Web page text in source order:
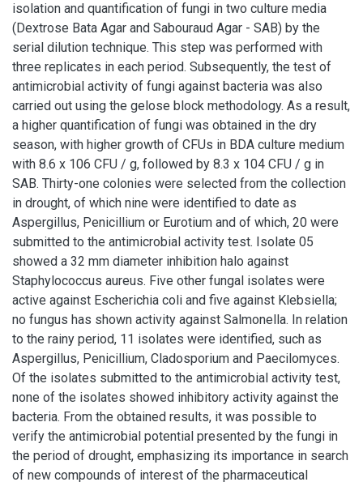
isolation and quantification of fungi in two culture media
(Dextrose Bata Agar and Sabouraud Agar - SAB) by the
serial dilution technique. This step was performed with
three replicates in each period. Subsequently, the test of
antimicrobial activity of fungi against bacteria was also
carried out using the gelose block methodology. As a result,
a higher quantification of fungi was obtained in the dry
season, with higher growth of CFUs in BDA culture medium
with 8.6 x 106 CFU / g, followed by 8.3 x 104 CFU / g in
SAB. Thirty-one colonies were selected from the collection
in drought, of which nine were identified to date as
Aspergillus, Penicillium or Eurotium and of which, 20 were
submitted to the antimicrobial activity test. Isolate 05
showed a 32 mm diameter inhibition halo against
Staphylococcus aureus. Five other fungal isolates were
active against Escherichia coli and five against Klebsiella;
no fungus has shown activity against Salmonella. In relation
to the rainy period, 11 isolates were identified, such as
Aspergillus, Penicillium, Cladosporium and Paecilomyces.
Of the isolates submitted to the antimicrobial activity test,
none of the isolates showed inhibitory activity against the
bacteria. From the obtained results, it was possible to
verify the antimicrobial potential presented by the fungi in
the period of drought, emphasizing its importance in search
of new compounds of interest of the pharmaceutical